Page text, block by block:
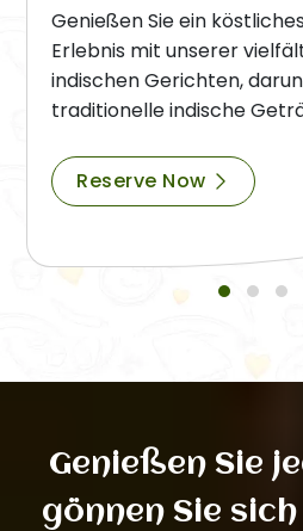
Genießen Sie ein
Erlebnis mit unserer
indischen Gerichten,
traditionelle indische
Reserve Now
Genießen Sie
gönnen Sie